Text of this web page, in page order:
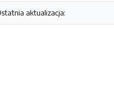
aktualizacja: